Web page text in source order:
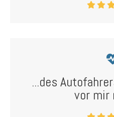
...des
vor mir